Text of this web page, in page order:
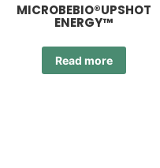
MICROBEBIO®UPSHOT
ENERGY™
Read more